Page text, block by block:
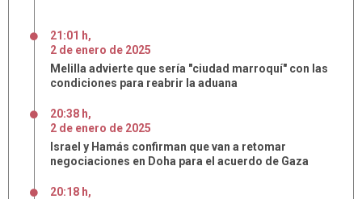
21:01 h,
2 de enero de 2025
Melilla advierte que sería "ciudad marroquí" con las
condiciones para reabrir la aduana
20:38 h,
2 de enero de 2025
Israel y Hamás confirman que van a retomar
negociaciones en Doha para el acuerdo de Gaza
20:18 h,